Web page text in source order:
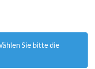
Sie bitte die